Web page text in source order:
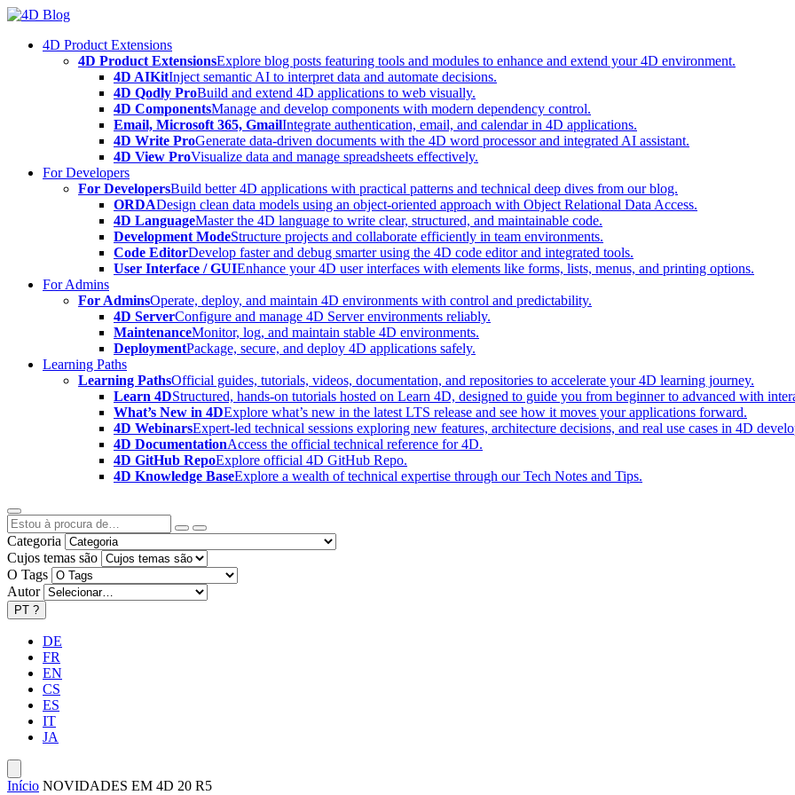
Skip
content4D Product Extensions
4D Product ExtensionsExplore blog posts featuring tools and modules to enhance and extend your 4D environment.
4D AIKitInject semantic AI to interpret data and automate decisions.
4D Qodly ProBuild and extend 4D applications to web visually.
4D ComponentsManage and develop components with modern dependency control.
Email, Microsoft 365, GmailIntegrate authentication, email, and calendar in 4D applications.
4D Write ProGenerate data-driven documents with the 4D word processor and integrated AI assistant.
4D View ProVisualize data and manage spreadsheets effectively.
For Developers
For DevelopersBuild better 4D applications with practical patterns and technical deep dives from our blog.
ORDADesign clean data models using an object-oriented approach with Object Relational Data Access.
4D LanguageMaster the 4D language to write clear, structured, and maintainable code.
Development ModeStructure projects and collaborate efficiently in team environments.
Code EditorDevelop faster and debug smarter using the 4D code editor and integrated tools.
User Interface / GUIEnhance your 4D user interfaces with elements like forms, lists, menus, and printing options.
For Admins
For AdminsOperate, deploy, and maintain 4D environments with control and predictability.
4D ServerConfigure and manage 4D Server environments reliably.
MaintenanceMonitor, log, and maintain stable 4D environments.
DeploymentPackage, secure, and deploy 4D applications safely.
Learning Paths
Learning PathsOfficial guides, tutorials, videos, documentation, and repositories to accelerate your 4D learning journey.
Learn 4DStructured, hands-on tutorials hosted on Learn 4D, designed to guide you from beginner to advanced with
What’s New in 4DExplore what’s new in the latest LTS release and see how it moves your applications forward.
4D WebinarsExpert-led technical sessions exploring new features, architecture decisions, and real use cases in 4D
4D DocumentationAccess the official technical reference for 4D.
4D GitHub RepoExplore official 4D GitHub Repo.
4D Knowledge BaseExplore a wealth of technical expertise through our Tech Notes and Tips.
Categoria
Cujos temas são
O Tags
Autor
PT ?
DE
FR
EN
CS
ES
IT
JA
Início NOVIDADES EM 4D 20 R5